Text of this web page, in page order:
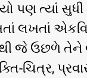
પણ ત્યાં
લખતાં
જે ઉછળે તેને
ચિત્ર,